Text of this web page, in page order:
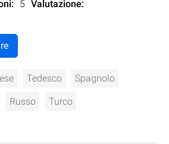
5 Valutazione:
Tedesco Spagnolo
Russo Turco